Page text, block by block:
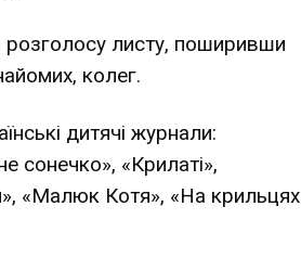
розголосу листу, поширивши
колег.
дитячі журнали:
сонечко», «Крилаті»,
«Малюк Котя», «На крильцях